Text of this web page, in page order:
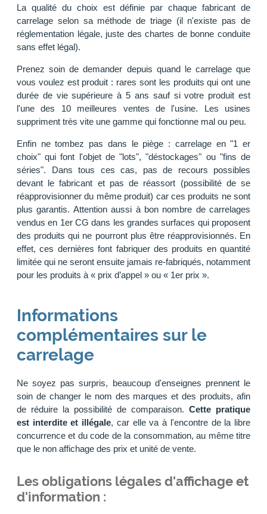
La qualité du choix est définie par chaque fabricant de
carrelage selon sa méthode de triage (il n'existe pas de
réglementation légale, juste des chartes de bonne conduite
sans effet légal).
Prenez soin de demander depuis quand le carrelage que
vous voulez est produit : rares sont les produits qui ont une
durée de vie supérieure à 5 ans sauf si votre produit est
l'une des 10 meilleures ventes de l'usine. Les usines
suppriment très vite une gamme qui fonctionne mal ou peu.
Enfin ne tombez pas dans le piège : carrelage en "1 er
choix" qui font l'objet de "lots", "déstockages" ou "fins de
séries". Dans tous ces cas, pas de recours possibles
devant le fabricant et pas de réassort (possibilité de se
réapprovisionner du même produit) car ces produits ne sont
plus garantis. Attention aussi à bon nombre de carrelages
vendus en 1er CG dans les grandes surfaces qui proposent
des produits qui ne pourront plus être réapprovisionnés. En
effet, ces dernières font fabriquer des produits en quantité
limitée qui ne seront ensuite jamais re-fabriqués, notamment
pour les produits à « prix d’appel » ou « 1er prix ».
Informations
complémentaires sur le
carrelage
Ne soyez pas surpris, beaucoup d'enseignes prennent le
soin de changer le nom des marques et des produits, afin
de réduire la possibilité de comparaison. Cette pratique
est interdite et illégale, car elle va à l'encontre de la libre
concurrence et du code de la consommation, au même titre
que le non affichage des prix et unité de vente.
Les obligations légales d'affichage et
d'information :